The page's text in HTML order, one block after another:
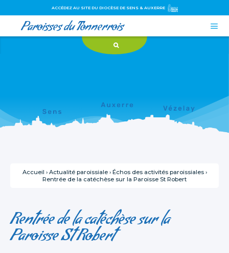
contenu.
ACCÉDEZ AU SITE DU DIOCÈSE DE SENS & AUXERRE
Paroisses du Tonnerrois 
Accueil › Actualité paroissiale › Échos des activités paroissiales ›
Rentrée de la catéchèse sur la Paroisse St Robert
Rentrée de la catéchèse sur la
Paroisse St Robert